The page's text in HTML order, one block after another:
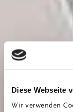
Diese Webseite
Wir verwenden